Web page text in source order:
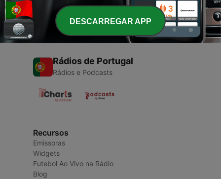
Rádios de Portugal
Rádios e Podcasts
Recursos
Emissoras
Widgets
Futebol Ao Vivo na Rádio
Blog
DESCARREGAR APP